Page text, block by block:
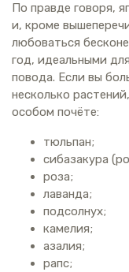
По правде говоря,
и, кроме
любоваться
год, идеальными
повода. Если вы
несколько
особом почёте:
тюльпан;
сибазакура
роза;
лаванда;
подсолнух;
камелия;
азалия;
рапс;